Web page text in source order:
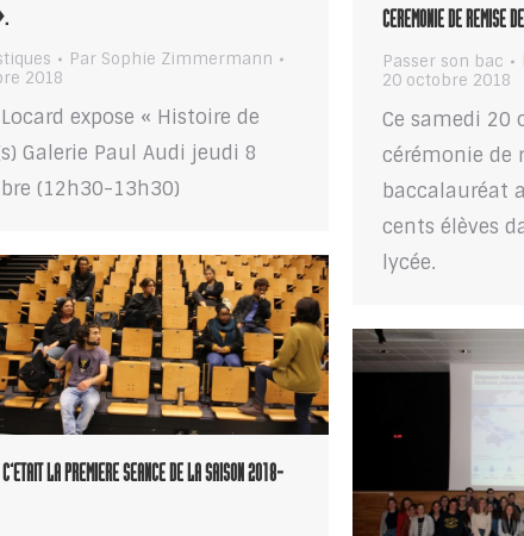
Par Sophie Zimmermann
2018
expose « Histoire de
Galerie Paul Audi jeudi 8
(12h30-13h30)
CEREMONIE DE REMISE
Passer son bac
20 octobre 2018
Ce samedi 20
cérémonie de
baccalauréat
cents élèves
lycée.
LA PREMIERE SEANCE DE LA SAISON 2018-